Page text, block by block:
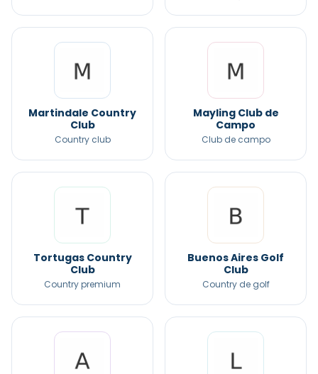
Martindale Country
Club
Country club
Mayling Club de
Campo
Club de campo
Tortugas Country
Club
Country premium
Buenos Aires Golf
Club
Country de golf